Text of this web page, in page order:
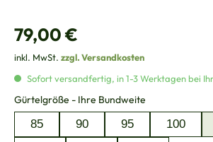
Regulärer Preis:
79,00 €
inkl. MwSt. zzgl. Versandkosten
Sofort versandfertig, in 1-3 Werktagen bei
Gürtelgröße - Ihre Bundweite
85 90 95 100